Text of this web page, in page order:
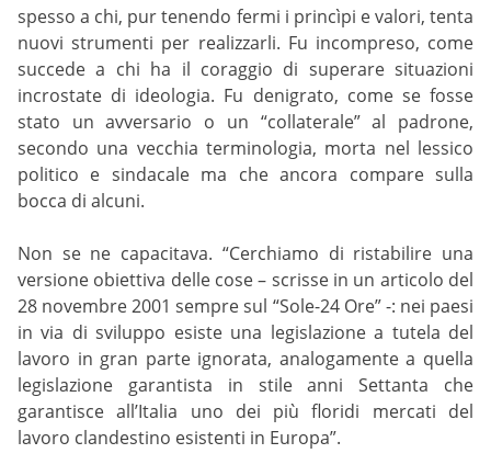
spesso a chi, pur tenendo fermi i princìpi e valori, tenta
nuovi strumenti per realizzarli. Fu incompreso, come
succede a chi ha il coraggio di superare situazioni
incrostate di ideologia. Fu denigrato, come se fosse
stato un avversario o un “collaterale” al padrone,
secondo una vecchia terminologia, morta nel lessico
politico e sindacale ma che ancora compare sulla
bocca di alcuni.
Non se ne capacitava. “Cerchiamo di ristabilire una
versione obiettiva delle cose – scrisse in un articolo del
28 novembre 2001 sempre sul “Sole-24 Ore” -: nei paesi
in via di sviluppo esiste una legislazione a tutela del
lavoro in gran parte ignorata, analogamente a quella
legislazione garantista in stile anni Settanta che
garantisce all’Italia uno dei più floridi mercati del
lavoro clandestino esistenti in Europa”.